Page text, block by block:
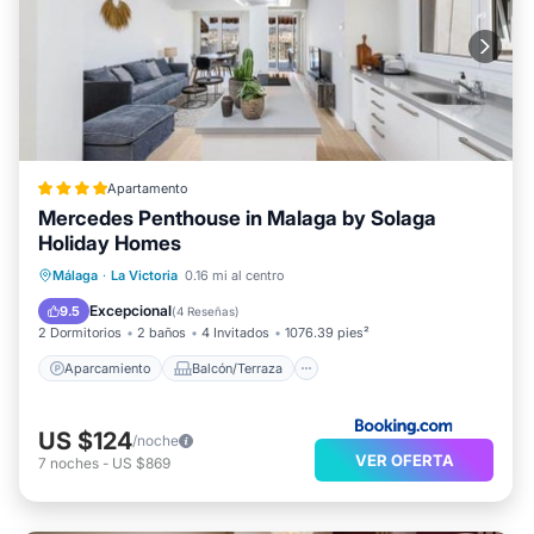
Apartamento
Mercedes Penthouse in Malaga by Solaga
Holiday Homes
Málaga · La Victoria 0.16 mi al centro
9.5 Excepcional(4 Reseñas)
2 Dormitorios 2 baños 4 Invitados 1076.39 pies²
Aparcamiento Balcón/Terraza
Aparcamiento
Balcón/Terraza
Aire acondicionado
US $124/noche
7 noches - US $869 VER OFERTA